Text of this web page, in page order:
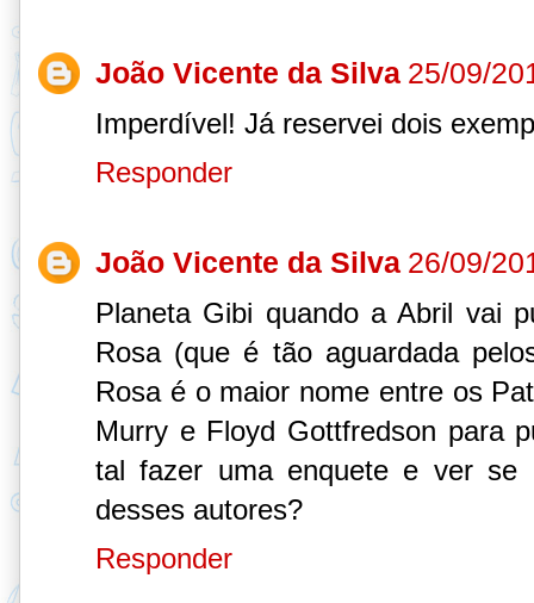
João Vicente da Silva 25/09/
Imperdível! Já reservei dois
Responder
João Vicente da Silva 26/09/
Planeta Gibi quando a Abril vai
Rosa (que é tão aguardada
Rosa é o maior nome entre os
Murry e Floyd Gottfredson para
tal fazer uma enquete e ver se
desses autores?
Responder